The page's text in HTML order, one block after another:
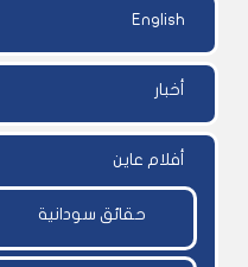
English
أخبار
أفلام عاين
حقائق سودانية